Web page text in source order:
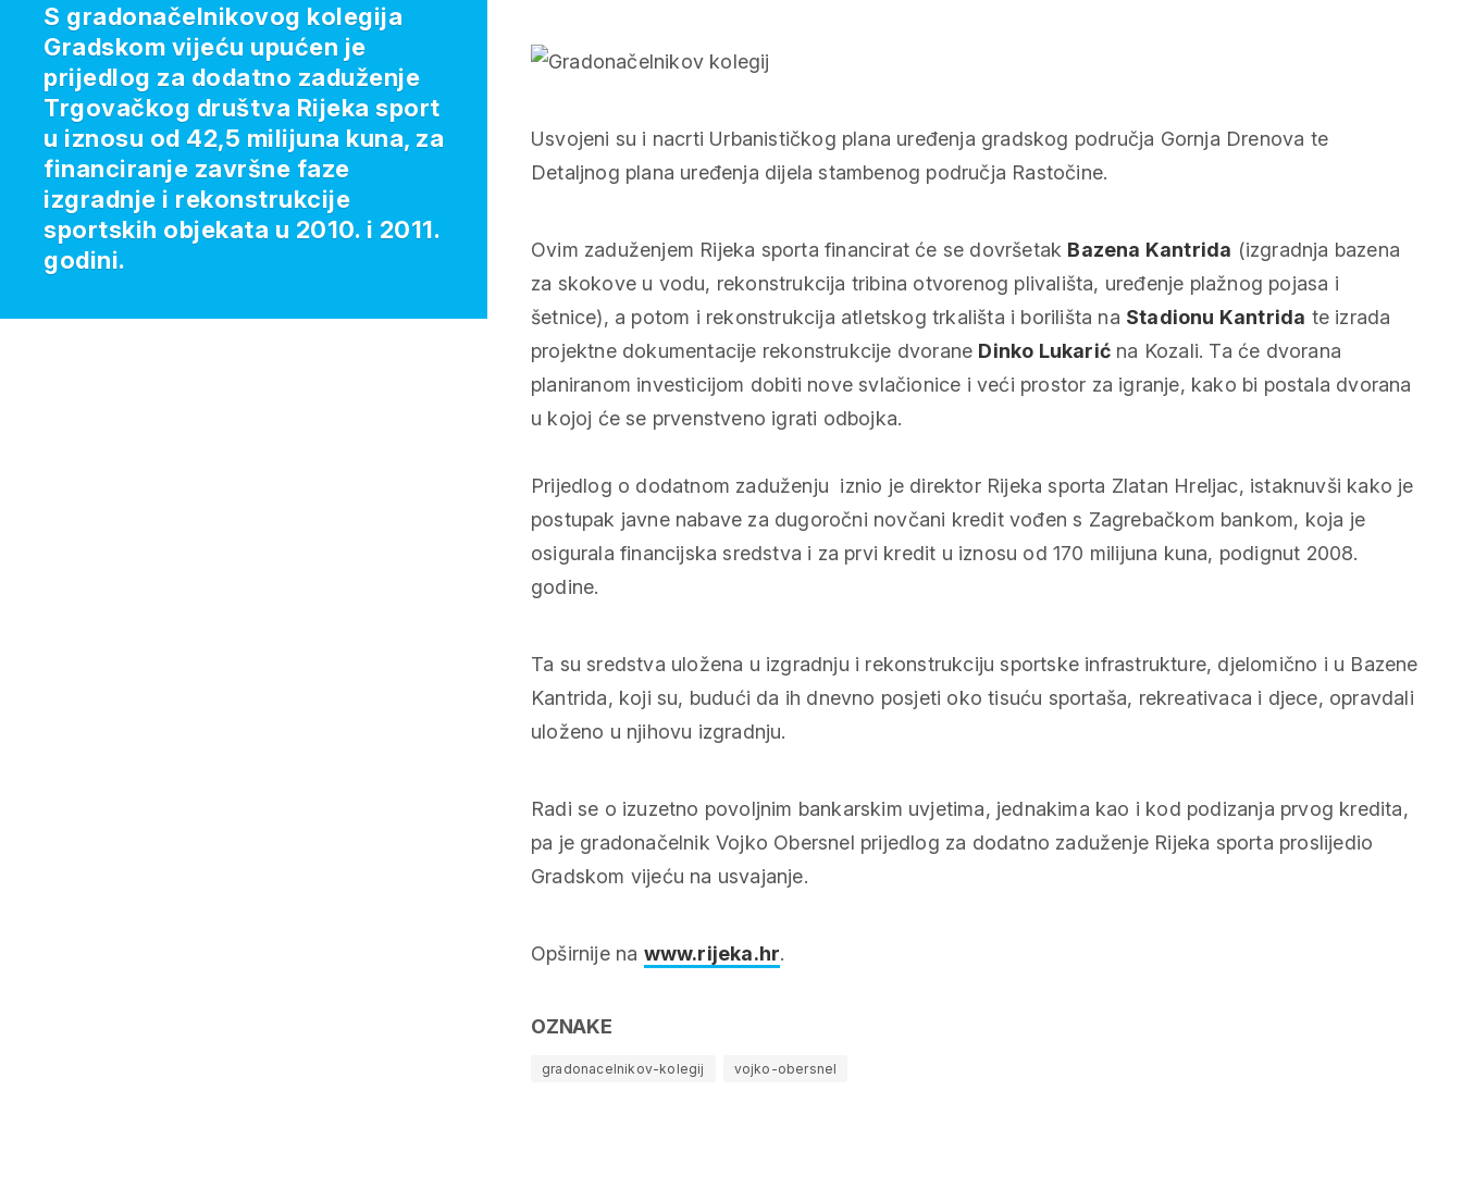
Usvojeni su i nacrti Urbanističkog plana uređenja gradskog područja Gornja Drenova te
Detaljnog plana uređenja dijela stambenog područja Rastočine.
Ovim zaduženjem Rijeka sporta financirat će se dovršetak Bazena Kantrida (izgradnja bazena
za skokove u vodu, rekonstrukcija tribina otvorenog plivališta, uređenje plažnog pojasa i
šetnice), a potom i rekonstrukcija atletskog trkališta i borilišta na Stadionu Kantrida te izrada
projektne dokumentacije rekonstrukcije dvorane Dinko Lukarić na Kozali. Ta će dvorana
planiranom investicijom dobiti nove svlačionice i veći prostor za igranje, kako bi postala dvorana
u kojoj će se prvenstveno igrati odbojka.
Prijedlog o dodatnom zaduženju iznio je direktor Rijeka sporta Zlatan Hreljac, istaknuvši kako je
postupak javne nabave za dugoročni novčani kredit vođen s Zagrebačkom bankom, koja je
osigurala financijska sredstva i za prvi kredit u iznosu od 170 milijuna kuna, podignut 2008.
godine.
Ta su sredstva uložena u izgradnju i rekonstrukciju sportske infrastrukture, djelomično i u Bazene
Kantrida, koji su, budući da ih dnevno posjeti oko tisuću sportaša, rekreativaca i djece, opravdali
uloženo u njihovu izgradnju.
Radi se o izuzetno povoljnim bankarskim uvjetima, jednakima kao i kod podizanja prvog kredita,
pa je gradonačelnik Vojko Obersnel prijedlog za dodatno zaduženje Rijeka sporta proslijedio
Gradskom vijeću na usvajanje.
Opširnije na www.rijeka.hr.
OZNAKE
gradonacelnikov-kolegij vojko-obersnel
S gradonačelnikovog kolegija
Gradskom vijeću upućen je
prijedlog za dodatno zaduženje
Trgovačkog društva Rijeka sport
u iznosu od 42,5 milijuna kuna, za
financiranje završne faze
izgradnje i rekonstrukcije
sportskih objekata u 2010. i 2011.
godini.